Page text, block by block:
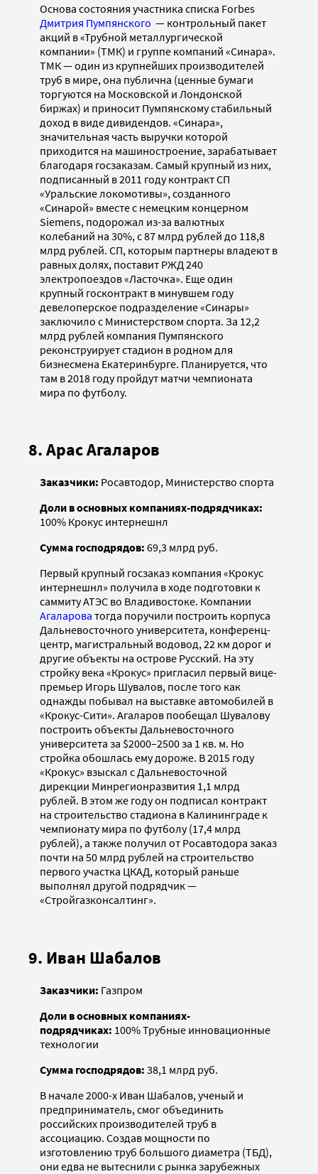
Основа состояния участника списка Forbes
Дмитрия Пумпянского — контрольный пакет
акций в «Трубной металлургической
компании» (ТМК) и группе компаний «Синара».
ТМК — один из крупнейших производителей
труб в мире, она публична (ценные бумаги
торгуются на Московской и Лондонской
биржах) и приносит Пумпянскому стабильный
доход в виде дивидендов. «Синара»,
значительная часть выручки которой
приходится на машиностроение, зарабатывает
благодаря госзаказам. Самый крупный из них,
подписанный в 2011 году контракт СП
«Уральские локомотивы», созданного
«Синарой» вместе с немецким концерном
Siemens, подорожал из-за валютных
колебаний на 30%, с 87 млрд рублей до 118,8
млрд рублей. СП, которым партнеры владеют в
равных долях, поставит РЖД 240
электропоездов «Ласточка». Еще один
крупный госконтракт в минувшем году
девелоперское подразделение «Синары»
заключило с Министерством спорта. За 12,2
млрд рублей компания Пумпянского
реконструирует стадион в родном для
бизнесмена Екатеринбурге. Планируется, что
там в 2018 году пройдут матчи чемпионата
мира по футболу.
8. Арас Агаларов
Заказчики: Росавтодор, Министерство спорта
Доли в основных компаниях-подрядчиках:
100% Крокус интернешнл
Сумма господрядов: 69,3 млрд руб.
Первый крупный госзаказ компания «Крокус
интернешнл» получила в ходе подготовки к
саммиту АТЭС во Владивостоке. Компании
Агаларова тогда поручили построить корпуса
Дальневосточного университета, конференц-
центр, магистральный водовод, 22 км дорог и
другие объекты на острове Русский. На эту
стройку века «Крокус» пригласил первый вице-
премьер Игорь Шувалов, после того как
однажды побывал на выставке автомобилей в
«Крокус-Сити». Агаларов пообещал Шувалову
построить объекты Дальневосточного
университета за $2000–2500 за 1 кв. м. Но
стройка обошлась ему дороже. В 2015 году
«Крокус» взыскал с Дальневосточной
дирекции Минрегионразвития 1,1 млрд
рублей. В этом же году он подписал контракт
на строительство стадиона в Калининграде к
чемпионату мира по футболу (17,4 млрд
рублей), а также получил от Росавтодора заказ
почти на 50 млрд рублей на строительство
первого участка ЦКАД, который раньше
выполнял другой подрядчик —
«Стройгазконсалтинг».
9. Иван Шабалов
Заказчики: Газпром
Доли в основных компаниях-
подрядчиках: 100% Трубные инновационные
технологии
Сумма господрядов: 38,1 млрд руб.
В начале 2000-х Иван Шабалов, ученый и
предприниматель, смог объединить
российских производителей труб в
ассоциацию. Создав мощности по
изготовлению труб большого диаметра (ТБД),
они едва не вытеснили с рынка зарубежных